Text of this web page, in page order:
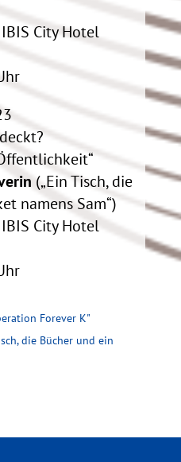
City Hotel
(„Ein Tisch, die
namens Sam“)
City Hotel
Forever K"
die Bücher und ein